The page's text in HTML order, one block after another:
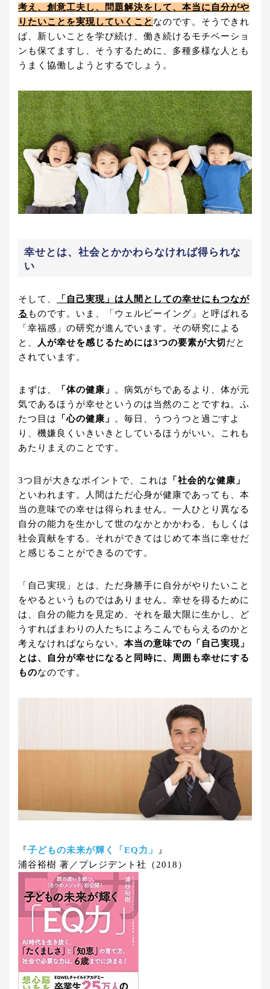
考え、創意工夫し、問題解決をして、本当に自分がや
りたいことを実現していくこと なのです。そうできれ
ば、新しいことを学び続け、働き続けるモチベーショ
ンも保てますし、そうするために、多種多様な人とも
うまく協働しようとするでしょう。
幸せとは、社会とかかわらなければ得られな
い
そして、
「自己実現」は人間としての幸せにもつなが
る ものです。いま、「ウェルビーイング」と呼ばれる
「幸福感」の研究が進んでいます。その研究による
と、
人が幸せを感じるためには3つの要素が大切だと
されています。
まずは、 「体の健康」
。病気がちであるより、体が元
気であるほうが幸せというのは当然のことですね。ふ
たつ目は
「心の健康」
。毎日、うつうつと過ごすよ
り、機嫌良くいきいきとしているほうがいい。これも
あたりまえのことです。
3つ目が大きなポイントで、これは
「社会的な健康」
といわれます。人間はただ心身が健康であっても、本
当の意味での幸せは得られません。一人ひとり異なる
自分の能力を生かして世のなかとかかわる、もしくは
社会貢献をする。それができてはじめて本当に幸せだ
と感じることができるのです。
「自己実現」とは、ただ身勝手に自分がやりたいこと
をやるというものではありません。幸せを得るために
は、自分の能力を見定め、それを最大限に生かし、ど
うすればまわりの人たちによろこんでもらえるのかと
考えなければならない。 本当の意味での「自己実現」
とは、自分が幸せになると同時に、周囲も幸せにする
ものなのです。
『子どもの未来が輝く「EQ力」
』
浦谷裕樹 著／プレジデント社（2018）